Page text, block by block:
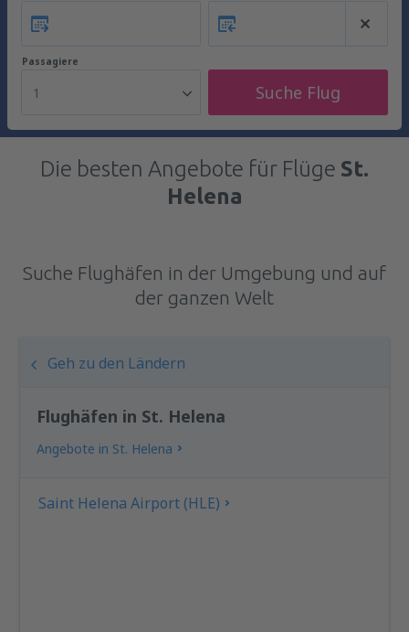
Passagiere
1 Suche Flug
Die besten Angebote für Flüge St.
Helena
Suche Flughäfen in der Umgebung und auf
der ganzen Welt
Geh zu den Ländern
Flughäfen in St. Helena
Angebote in St. Helena
Saint Helena Airport (HLE)